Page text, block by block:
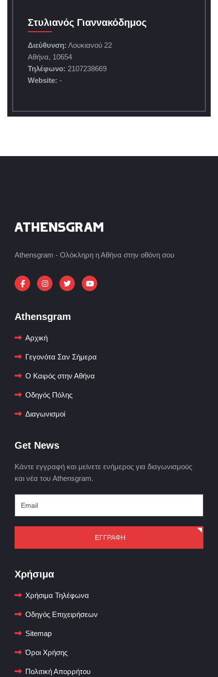
Στυλιανός Γιαννακόδημος
Διεύθυνση: Λουκιανού 22
Αθήνα, 10654
Τηλέφωνο: 2107238669
Website: -
Athensgram - Ολόκληρη η Αθήνα στην οθόνη σου
Athensgram
Αρχική
Γεγονότα Σαν Σήμερα
Ο Καιρός στην Αθήνα
Οδηγός Πόλης
Διαγωνισμοί
Get News
Κάντε εγγραφή και μείνετε ενήμερος για διαγωνισμούς
και νέα του Athensgram.
ΕΓΓΡΑΦΗ
Χρήσιμα
Χρήσιμα Τηλέφωνα
Οδηγός Επιχειρήσεων
Sitemap
Όροι Χρήσης
Πολιτική Απορρήτου